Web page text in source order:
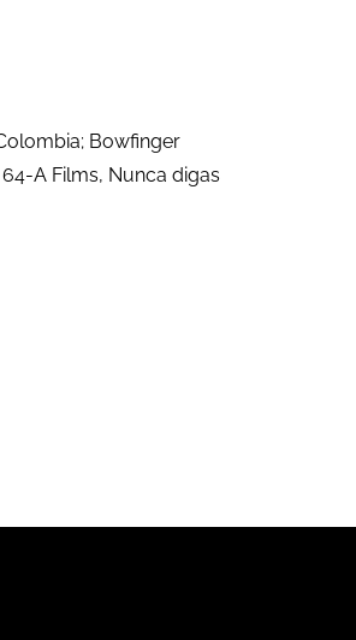
Bowfinger
A Films, Nunca digas